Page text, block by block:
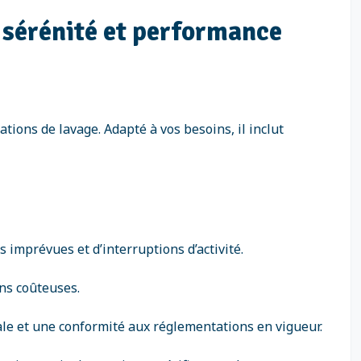
et performance
de lavage. Adapté à vos besoins, il inclut
et d’interruptions d’activité.
coûteuses.
et une conformité aux réglementations en vigueur.